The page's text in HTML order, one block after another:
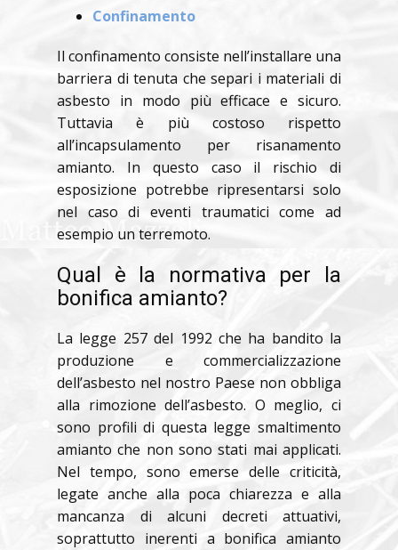
Confinamento
Il confinamento consiste nell’installare una
barriera di tenuta che separi i materiali di
asbesto in modo più efficace e sicuro.
Tuttavia è più costoso rispetto
all’incapsulamento per risanamento
amianto. In questo caso il rischio di
esposizione potrebbe ripresentarsi solo
nel caso di eventi traumatici come ad
esempio un terremoto.
Qual è la normativa per la
bonifica amianto?
La legge 257 del 1992 che ha bandito la
produzione e commercializzazione
dell’asbesto nel nostro Paese non obbliga
alla rimozione dell’asbesto. O meglio, ci
sono profili di questa legge smaltimento
amianto che non sono stati mai applicati.
Nel tempo, sono emerse delle criticità,
legate anche alla poca chiarezza e alla
mancanza di alcuni decreti attuativi,
soprattutto inerenti a bonifica amianto